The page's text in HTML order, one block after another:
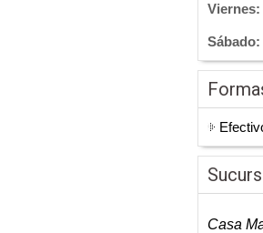
Viernes:
Sábado:
Casa